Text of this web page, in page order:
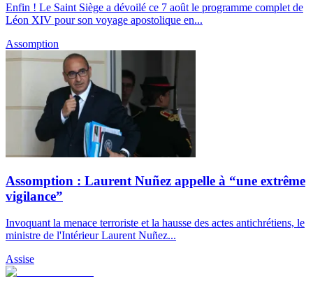
Enfin ! Le Saint Siège a dévoilé ce 7 août le programme complet de
Léon XIV pour son voyage apostolique en...
Assomption
Assomption : Laurent Nuñez appelle à “une extrême
vigilance”
Invoquant la menace terroriste et la hausse des actes antichrétiens, le
ministre de l'Intérieur Laurent Nuñez...
Assise